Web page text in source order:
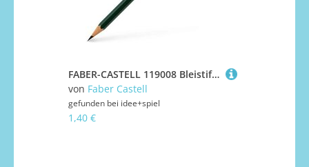
FABER-CASTELL 119008 Bleistift CASTELL 9000 8B
von Faber Castell
gefunden bei idee+spiel
1,40 €